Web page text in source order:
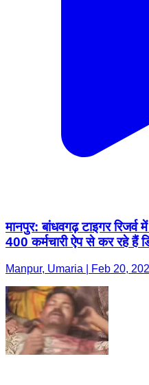
मानपुर: बांधवगढ़ टाइगर रिजर्व
400 कर्मचारी ऐप से कर रहे हैं
Manpur, Umaria | Feb 20,